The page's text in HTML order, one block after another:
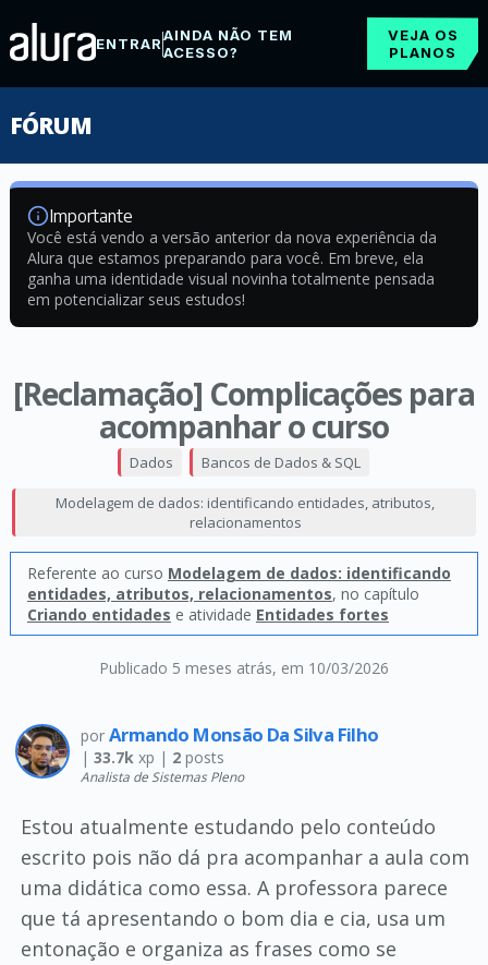
ENTRARAINDA NÃO TEM
ACESSO?
VEJA OS
PLANOS
FÓRUM
Importante
Você está vendo a versão anterior da nova experiência da
Alura que estamos preparando para você. Em breve, ela
ganha uma identidade visual novinha totalmente pensada
em potencializar seus estudos!
[Reclamação] Complicações para
acompanhar o curso
Publicado 5 meses atrás, em 10/03/2026
Dados Bancos de Dados & SQL
Modelagem de dados: identificando entidades, atributos,
relacionamentos
Referente ao curso Modelagem de dados: identificando
entidades, atributos, relacionamentos, no capítulo
Criando entidades e atividade Entidades fortes
por Armando Monsão Da Silva Filho
| 33.7kxp | 2posts
Analista de Sistemas Pleno
Estou atualmente estudando pelo conteúdo
escrito pois não dá pra acompanhar a aula com
uma didática como essa. A professora parece
que tá apresentando o bom dia e cia, usa um
entonação e organiza as frases como se